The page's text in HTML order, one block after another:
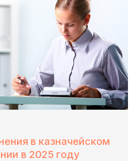
в казначейском
в 2025 году
->
вопросы,